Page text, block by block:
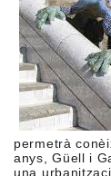
permetrà
anys, Güell i
una